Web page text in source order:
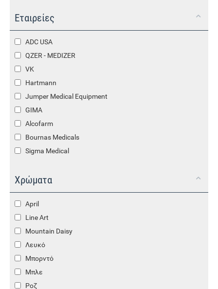
Εταιρείες
ADC USA
QZER - MEDIZER
VK
Hartmann
Jumper Medical Equipment
GIMA
Alcofarm
Bournas Medicals
Sigma Medical
Χρώματα
April
Line Art
Mountain Daisy
Λευκό
Μπορντό
Μπλε
Ροζ